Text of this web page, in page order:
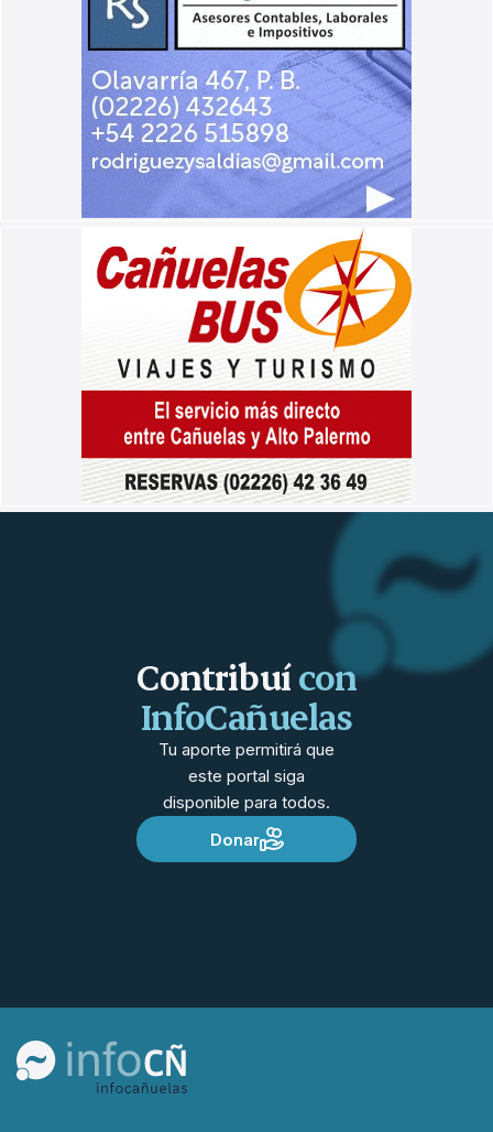
Contribuícon
InfoCañuelas
Tu aporte permitirá que
este portal siga
disponible para todos.
Donar